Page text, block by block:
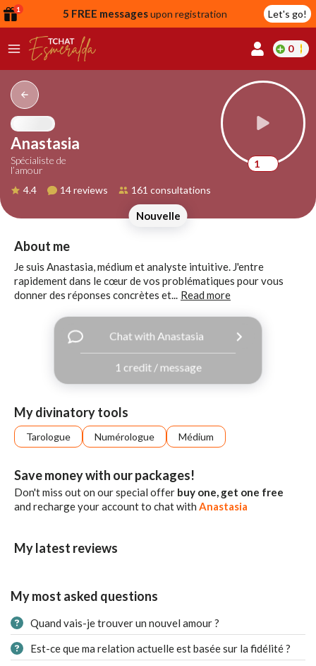
1 5 FREE messagesupon registration Let's go!
0
Anastasia
Spécialiste de
l’amour
4.4
14 reviews 161 consultations
1
Nouvelle
About me
Je suis Anastasia, médium et analyste intuitive. J'entre
rapidement dans le cœur de vos problématiques pour vous
donner des réponses concrètes et... Read more
Chat with Anastasia
1 credit / message
My divinatory tools
Tarologue Numérologue Médium
Save money with our packages!
Don't miss out on our special offer buy one, get one free
and recharge your account to chat with Anastasia
My latest reviews
My most asked questions
Quand vais-je trouver un nouvel amour ?
Est-ce que ma relation actuelle est basée sur la fidélité ?
to
Continue
Google
Sign
up
Log
in